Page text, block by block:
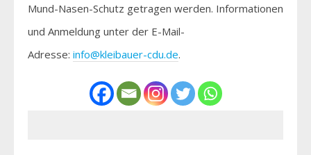
Mund-Nasen-Schutz getragen werden. Informationen
und Anmeldung unter der E-Mail-
Adresse: info@kleibauer-cdu.de.